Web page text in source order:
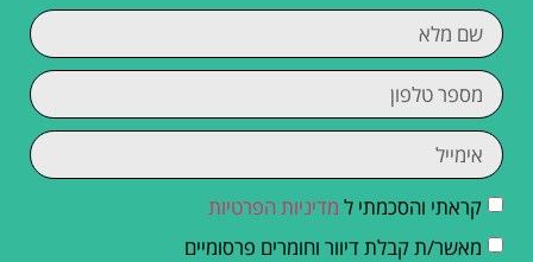
קראתי והסכמתי ל מדיניות הפרטיות
מאשר/ת קבלת דיוור וחומרים פרסומיים